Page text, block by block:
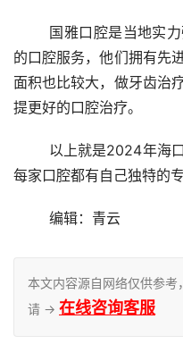
的口腔服务，他们拥有先
面积也比较大，做牙齿治
提更好的口腔治疗。
每家口腔都有自己独特的专
	编辑：青云
本文内容源自网络仅供参
请 → 在线咨询客服